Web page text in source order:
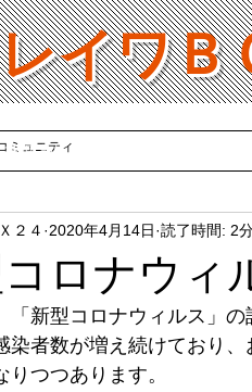
レイワＢ
利用案内
ミュニティ
コロナウ
２４ 2020年4月14日 読了時間: 2
「新型コロナウィルス」
染者数が増え続けており
つつあります。